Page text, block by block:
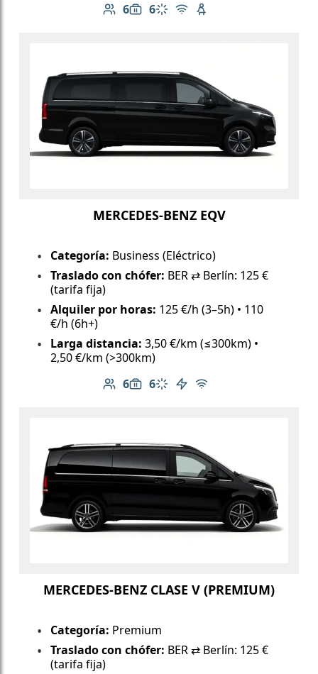
6
Número de pasajeros: 6
6
Capacidad de equipaje: 6
Aire acondicionado
Wi-Fi gratuito
Asiento infantil
MERCEDES-BENZ EQV
Categoría: Business (Eléctrico)
Traslado con chófer: BER ⇄ Berlín: 125 €
(tarifa fija)
Alquiler por horas: 125 €/h (3–5h) • 110
€/h (6h+)
Larga distancia: 3,50 €/km (≤300km) •
2,50 €/km (>300km)
6
Número de pasajeros: 6
6
Capacidad de equipaje: 6
Aire acondicionado
Vehículo eléctrico
Wi-Fi gratuito
MERCEDES-BENZ CLASE V (PREMIUM)
Categoría: Premium
Traslado con chófer: BER ⇄ Berlín: 125 €
(tarifa fija)